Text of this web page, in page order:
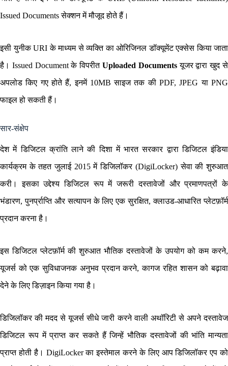
Issued Documents सेक्शन में मौजूद होते हैं।
इसी युनीक URI के माध्यम से व्यक्ति का ओरिजिनल डॉक्यूमेंट एक्सेस किया जाता
है। Issued Document के विपरीत Uploaded Documentsयूजर द्वारा खुद से
अपलोड किए गए होते हैं, इनमें 10MB साइज तक की PDF, JPEG या PNG
फाइल हो सकती हैं।
सार-संक्षेप
देश में डिजिटल क्रांति लाने की दिशा में भारत सरकार द्वारा डिजिटल इंडिया
कार्यक्रम के तहत जुलाई 2015 में डिजिलॉकर (DigiLocker) सेवा की शुरुआत
करी। इसका उद्देश्य डिजिटल रूप में जरूरी दस्तावेजों और प्रमाणपत्रों के
भंडारण, पुनर्प्राप्ति और सत्यापन के लिए एक सुरक्षित, क्लाउड-आधारित प्लेटफ़ॉर्म
प्रदान करना है।
इस डिजिटल प्लेटफ़ॉर्म की शुरुआत भौतिक दस्तावेजों के उपयोग को कम करने,
यूजर्स को एक सुविधाजनक अनुभव प्रदान करने, कागज रहित शासन को बढ़ावा
देने के लिए डिज़ाइन किया गया है।
डिजिलॉकर की मदद से यूजर्स सीधे जारी करने वाली अथॉरिटी से अपने दस्तावेज
डिजिटल रूप में प्राप्त कर सकते हैं जिन्हें भौतिक दस्तावेजों की भांति मान्यता
प्राप्त होती है। DigiLocker का इस्तेमाल करने के लिए आप डिजिलॉकर एप को